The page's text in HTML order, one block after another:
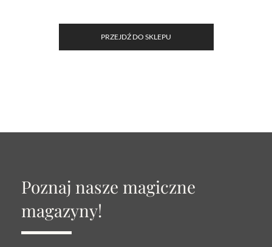
PRZEJDŹ DO SKLEPU
Poznaj nasze magiczne
magazyny!